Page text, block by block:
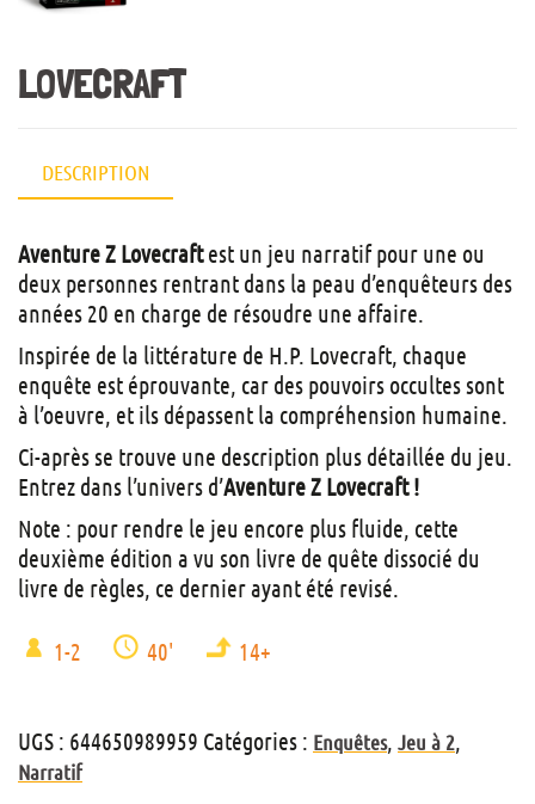
LOVECRAFT
DESCRIPTION
Aventure Z Lovecraftest un jeu narratif pour une ou
deux personnes rentrant dans la peau d’enquêteurs des
années 20 en charge de résoudre une affaire.
Inspirée de la littérature de H.P. Lovecraft, chaque
enquête est éprouvante, car des pouvoirs occultes sont
à l’oeuvre, et ils dépassent la compréhension humaine.
Ci-après se trouve une description plus détaillée du jeu.
Entrez dans l’univers d’Aventure Z Lovecraft !
Note : pour rendre le jeu encore plus fluide, cette
deuxième édition a vu son livre de quête dissocié du
livre de règles, ce dernier ayant été revisé.
1-2 40' 14+
UGS : 644650989959 Catégories : Enquêtes, Jeu à 2
Narratif